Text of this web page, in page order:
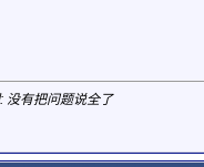
没有把问题说全了